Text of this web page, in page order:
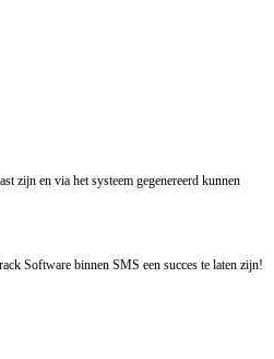
zijn en via het systeem gegenereerd kunnen
Software binnen SMS een succes te laten zijn!